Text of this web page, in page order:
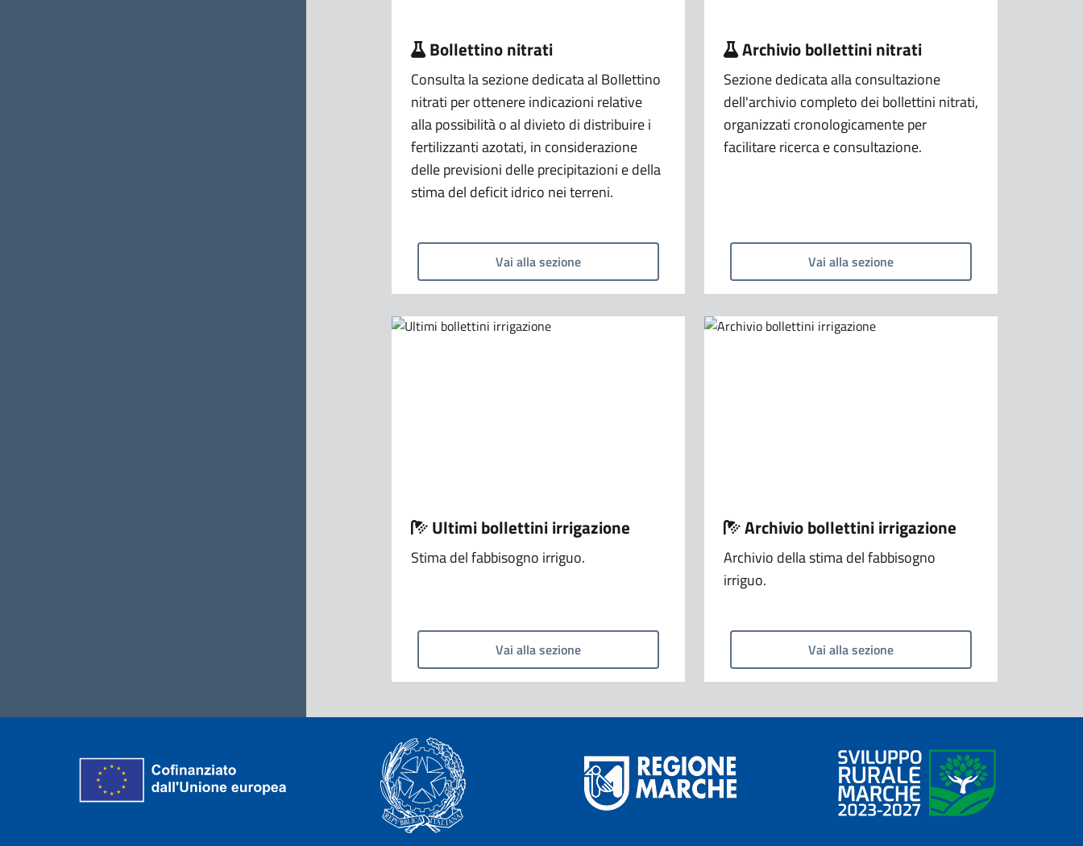
Bollettino nitrati
Consulta la sezione dedicata al Bollettino
nitrati per ottenere indicazioni relative
alla possibilità o al divieto di distribuire i
fertilizzanti azotati, in considerazione
delle previsioni delle precipitazioni e della
stima del deficit idrico nei terreni.
Vai alla sezione
Archivio bollettini nitrati
Sezione dedicata alla consultazione
dell'archivio completo dei bollettini nitrati,
organizzati cronologicamente per
facilitare ricerca e consultazione.
Vai alla sezione
Ultimi bollettini irrigazione
Stima del fabbisogno irriguo.
Vai alla sezione
Archivio bollettini irrigazione
Archivio della stima del fabbisogno
irriguo.
Vai alla sezione